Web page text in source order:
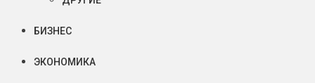
БИЗНЕС
ЭКОНОМИКА